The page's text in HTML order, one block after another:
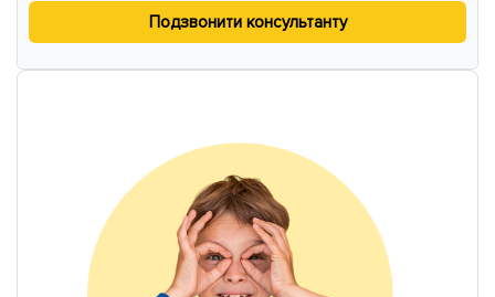
Подзвонити консультанту